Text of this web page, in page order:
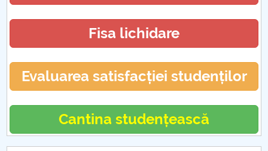
Fisa lichidare
Evaluarea satisfacției studenților
Cantina studențească